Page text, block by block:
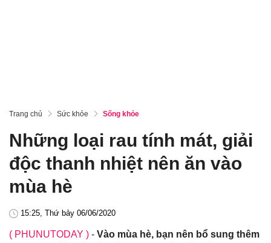
Trang chủ Sức khỏe Sống khỏe
Những loại rau tính mát, giải
độc thanh nhiệt nên ăn vào
mùa hè
15:25, Thứ bảy 06/06/2020
( PHUNUTODAY ) - Vào mùa hè, bạn nên bổ sung thêm